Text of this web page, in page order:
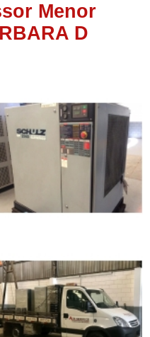
Menor
D